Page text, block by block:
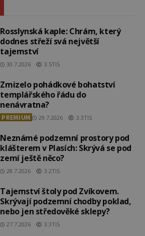
Rosslynská kaple: Chrám, který
dodnes střeží svá největší
tajemství
30.7.2026 3.5TIS
Zmizelo pohádkové bohatství
templářského řádu do
nenávratna?
PREMIUM 29.7.2026 3.3TIS
Neznámé podzemní prostory pod
klášterem v Plasích: Skrývá se pod
zemí ještě něco?
28.7.2026 3.2TIS
Tajemství štoly pod Zvíkovem.
Skrývají podzemní chodby poklad,
nebo jen středověké sklepy?
27.7.2026 3.3TIS